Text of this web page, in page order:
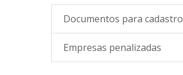
Documentos para cadastro
Empresas penalizadas